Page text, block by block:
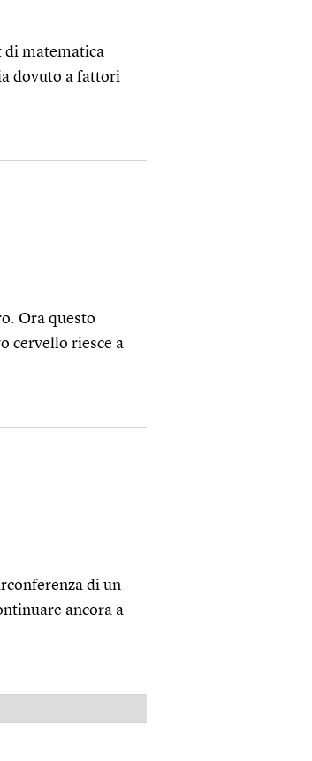
di matematica
dovuto a fattori
Ora questo
cervello riesce a
di un
ancora a